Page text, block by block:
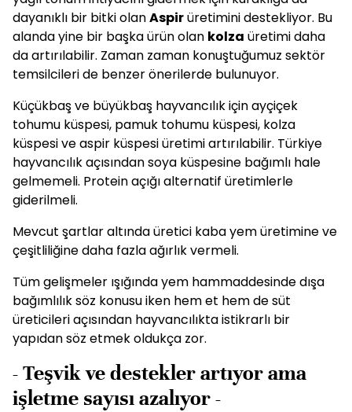
dayanıklı bir bitki olanAspirüretimini destekliyor. Bu
alanda yine bir başka ürün olan kolza üretimi daha
da artırılabilir. Zaman zaman konuştuğumuz sektör
temsilcileri de benzer önerilerde bulunuyor.
Küçükbaş ve büyükbaş hayvancılık için ayçiçek
tohumu küspesi, pamuk tohumu küspesi, kolza
küspesi ve aspir küspesi üretimi artırılabilir. Türkiye
hayvancılık açısından soya küspesine bağımlı hale
gelmemeli. Protein açığı alternatif üretimlerle
giderilmeli.
Mevcut şartlar altında üretici kaba yem üretimine ve
çeşitliliğine daha fazla ağırlık vermeli.
Tüm gelişmeler ışığında yem hammaddesinde dışa
bağımlılık söz konusu iken hem et hem de süt
üreticileri açısından hayvancılıkta istikrarlı bir
yapıdan söz etmek oldukça zor.
- Teşvik ve destekler artıyor ama
işletme sayısı azalıyor -